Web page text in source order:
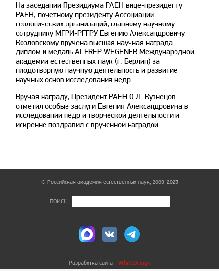
На заседании Президиума РАЕН вице-президенту
РАЕН, почетному президенту Ассоциации
геологических организаций, главному научному
сотруднику МГРИ-РГГРУ Евгению Александровичу
Козловскому вручена высшая научная награда –
диплом и медаль ALFREP WEGENER Международной
академии естественных наук (г. Берлин) за
плодотворную научную деятельность и развитие
научных основ исследования недр.
Вручая награду, Президент РАЕН О.Л. Кузнецов
отметил особые заслуги Евгения Александровича в
исследовании недр и творческой деятельности и
искренне поздравил с врученной наградой.
© Российская академия естественных наук, 2009-2025
ПОИСК
Разработка сайта - WhiteDesign